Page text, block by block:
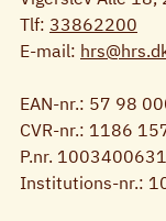
Tlf: 33862200
E-mail:
EAN-nr.: 57 98
CVR-nr.: 1186
P.nr. 1003400631
Institutions-nr.: